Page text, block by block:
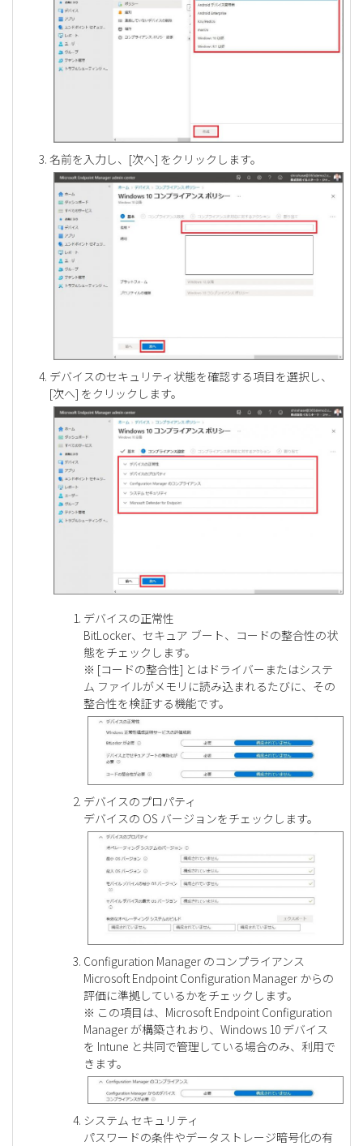
名前を入力し、[次へ] をクリックします。
デバイスのセキュリティ状態を確認する項目を選択し、
[次へ] をクリックします。
デバイスの正常性
BitLocker、セキュア ブート、コードの整合性の状
態をチェックします。
※ [コードの整合性] とはドライバーまたはシステ
ム ファイルがメモリに読み込まれるたびに、その
整合性を検証する機能です。
デバイスのプロパティ
デバイスの OS バージョンをチェックします。
Configuration Manager のコンプライアンス
Microsoft Endpoint Configuration Manager からの
評価に準拠しているかをチェックします。
※ この項目は、Microsoft Endpoint Configuration
Manager が構築されおり、Windows 10 デバイス
を Intune と共同で管理している場合のみ、利用で
きます。
システム セキュリティ
パスワードの条件やデータストレージ暗号化の有